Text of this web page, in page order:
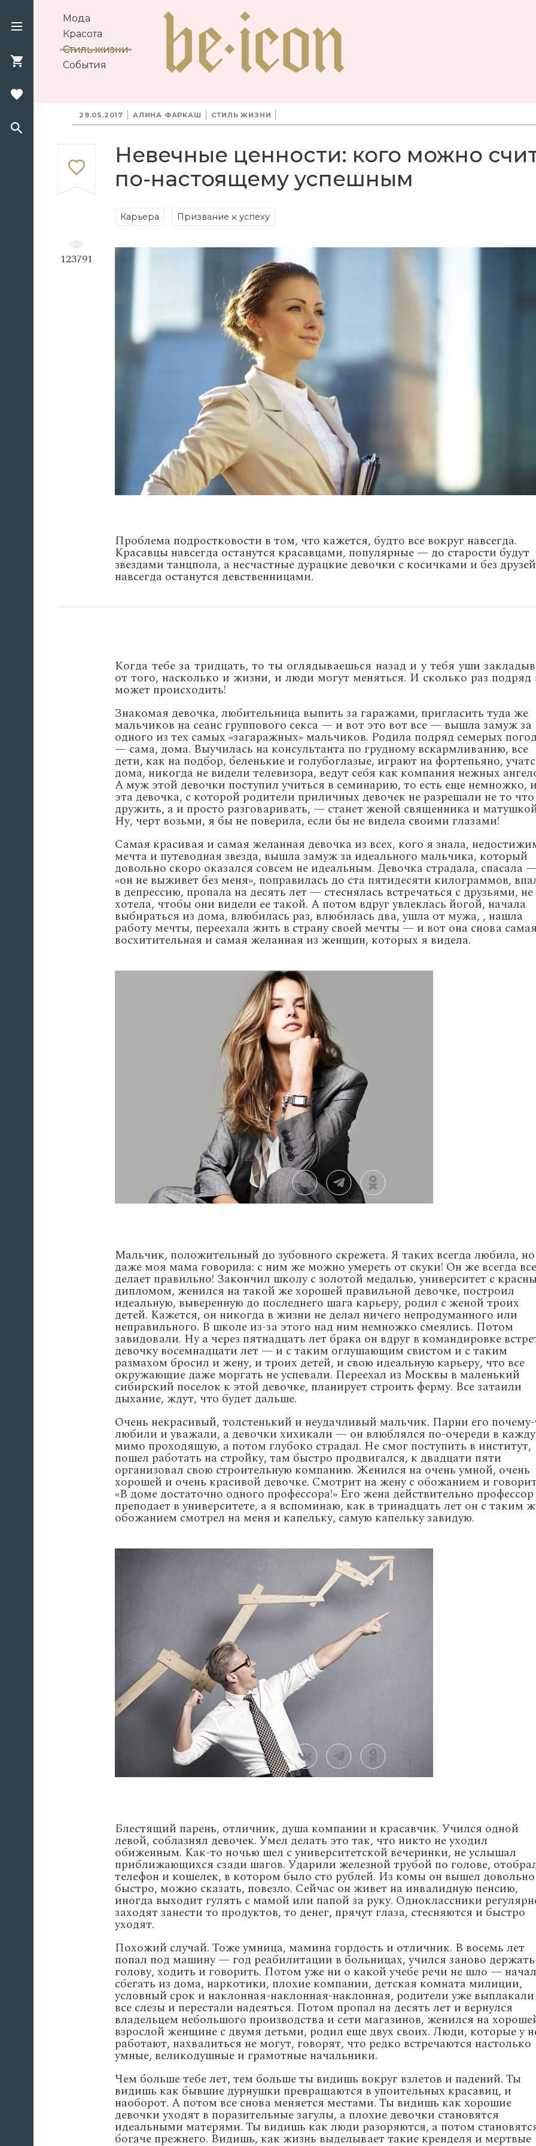
Мода
Красота
Стиль жизни
События
29.05.2017 АЛИНА ФАРКАШ СТИЛЬ ЖИЗНИ
Невечные ценности: кого можно
по-настоящему успешным
Карьера Призвание к успеху
123791
Проблема подростковости в том, что кажется, будто все вокруг навсегда.
Красавцы навсегда останутся красавцами, популярные — до старости будут
звездами танцпола, а несчастные дурацкие девочки с косичками и без
навсегда останутся девственницами.
Когда тебе за тридцать, то ты оглядываешься назад и у тебя уши
от того, насколько и жизни, и люди могут меняться. И сколько раз подряд
может происходить!
Знакомая девочка, любительница выпить за гаражами, пригласить туда же
мальчиков на сеанс группового секса — и вот это вот все — вышла замуж за
одного из тех самых «загаражных» мальчиков. Родила подряд семерых
— сама, дома. Выучилась на консультанта по грудному вскармливанию, все
дети, как на подбор, беленькие и голубоглазые, играют на фортепьяно,
дома, никогда не видели телевизора, ведут себя как компания нежных
А муж этой девочки поступил учиться в семинарию, то есть еще немножко,
эта девочка, с которой родители приличных девочек не разрешали не то что
дружить, а и просто разговаривать, — станет женой священника и
Ну, черт возьми, я бы не поверила, если бы не видела своими глазами!
Самая красивая и самая желанная девочка из всех, кого я знала,
мечта и путеводная звезда, вышла замуж за идеального мальчика, который
довольно скоро оказался совсем не идеальным. Девочка страдала, спасала
«он не выживет без меня», поправилась до ста пятидесяти килограммов,
в депрессию, пропала на десять лет — стеснялась встречаться с друзьями, не
хотела, чтобы они видели ее такой. А потом вдруг увлеклась йогой, начала
выбираться из дома, влюбилась раз, влюбилась два, ушла от мужа, , нашла
работу мечты, переехала жить в страну своей мечты — и вот она снова
восхитительная и самая желанная из женщин, которых я видела.
Мальчик, положительный до зубовного скрежета. Я таких всегда любила, но
даже моя мама говорила: с ним же можно умереть от скуки! Он же всегда все
делает правильно! Закончил школу с золотой медалью, университет с
дипломом, женился на такой же хорошей правильной девочке, построил
идеальную, выверенную до последнего шага карьеру, родил с женой троих
детей. Кажется, он никогда в жизни не делал ничего непродуманного или
неправильного. В школе из-за этого над ним немножко смеялись. Потом
завидовали. Ну а через пятнадцать лет брака он вдруг в командировке
девочку восемнадцати лет — и с таким оглушающим свистом и с таким
размахом бросил и жену, и троих детей, и свою идеальную карьеру, что все
окружающие даже моргать не успевали. Переехал из Москвы в маленький
сибирский поселок к этой девочке, планирует строить ферму. Все затаили
дыхание, ждут, что будет дальше.
Очень некрасивый, толстенький и неудачливый мальчик. Парни его
любили и уважали, а девочки хихикали — он влюблялся по-очереди в
мимо проходящую, а потом глубоко страдал. Не смог поступить в институт,
пошел работать на стройку, там быстро продвигался, к двадцати пяти
организовал свою строительную компанию. Женился на очень умной, очень
хорошей и очень красивой девочке. Смотрит на жену с обожанием и
«В доме достаточно одного профессора!» Его жена действительно
преподает в университете, а я вспоминаю, как в тринадцать лет он с таким
обожанием смотрел на меня и капельку, самую капельку завидую.
Блестящий парень, отличник, душа компании и красавчик. Учился одной
левой, соблазнял девочек. Умел делать это так, что никто не уходил
обиженным. Как-то ночью шел с университетской вечеринки, не услышал
приближающихся сзади шагов. Ударили железной трубой по голове,
телефон и кошелек, в котором было сто рублей. Из комы он вышел довольно
быстро, можно сказать, повезло. Сейчас он живет на инвалидную пенсию,
иногда выходит гулять с мамой или папой за руку. Одноклассники
заходят занести то продуктов, то денег, прячут глаза, стесняются и быстро
уходят.
Похожий случай. Тоже умница, мамина гордость и отличник. В восемь лет
попал под машину — год реабилитации в больницах, учился заново держать
голову, ходить и говорить. Потом уже ни о какой учебе речи не шло — начал
сбегать из дома, наркотики, плохие компании, детская комната милиции,
условный срок и наклонная-наклонная-наклонная, родители уже выплакали
все слезы и перестали надеяться. Потом пропал на десять лет и вернулся
владельцем небольшого производства и сети магазинов, женился на
взрослой женщине с двумя детьми, родил еще двух своих. Люди, которые у
работают, нахвалиться не могут, говорят, что редко встречаются настолько
умные, великодушные и грамотные начальники.
Чем больше тебе лет, тем больше ты видишь вокруг взлетов и падений. Ты
видишь как бывшие дурнушки превращаются в упоительных красавиц, и
наоборот. А потом все снова меняется местами. Ты видишь как хорошие
девочки уходят в поразительные загулы, а плохие девочки становятся
идеальными матерями. Ты видишь как люди разоряются, а потом
богаче прежнего. Видишь, как жизнь выделывает такие кренделя и мертвые